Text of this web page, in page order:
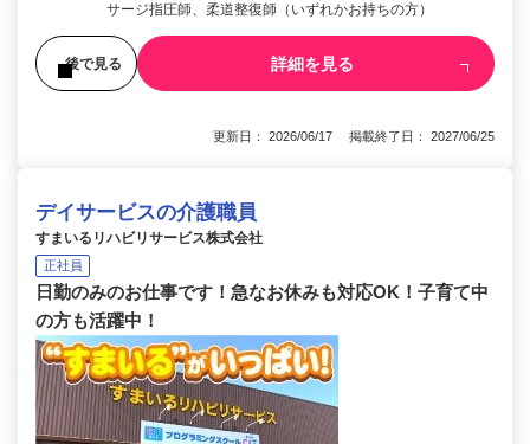
サージ指圧師、柔道整復師（いずれかお持ちの方）
後で見る 詳細を見る
更新日： 2026/06/17 掲載終了日： 2027/06/25
デイサービスの介護職員
すまいるリハビリサービス株式会社
正社員
日勤のみのお仕事です！急なお休みも対応OK！子育て中
の方も活躍中！